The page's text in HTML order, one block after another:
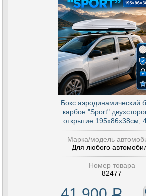
Бокс аэродинамический
карбон "Sport"
открытие 195х86х38см,
Марка/модель
Для любого
Номер товара
82477